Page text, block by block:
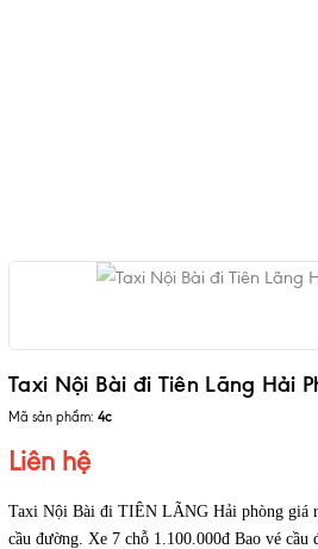
Taxi Nội Bài đi Tiên Lãng Hải
Mã sản phẩm: 4c
Liên hệ
Taxi Nội Bài đi TIÊN LÃNG Hải phòng giá
cầu đường. Xe 7 chỗ 1.100.000đ Bao vé cầu